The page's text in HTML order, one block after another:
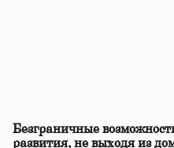
Безграничные
развития, не выходя из